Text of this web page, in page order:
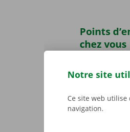
Points
chez vous
Dockx ?
transports
pourrez
Notre site
Ce site web
navigation.